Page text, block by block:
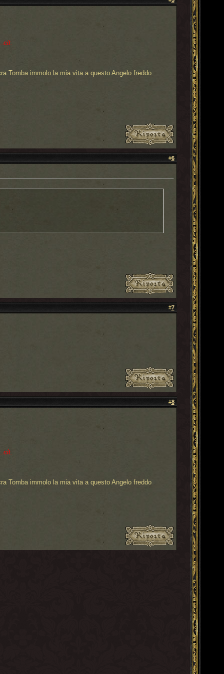
Tomba immolo la mia vita a questo Angelo freddo
#6
#7
#8
Tomba immolo la mia vita a questo Angelo freddo